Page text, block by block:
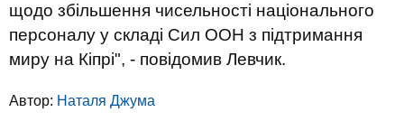
щодо збільшення чисельності національного
персоналу у складі Сил ООН з підтримання
миру на Кіпрі", - повідомив Левчик.
Автор: Наталя Джума